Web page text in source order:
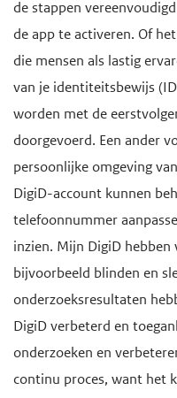
de stappen
de app te activeren. Of
die mensen als lastig
van je identiteitsbewijs
worden met de
doorgevoerd. Een ander
persoonlijke omgeving
DigiD-account kunnen
telefoonnummer
inzien. Mijn DigiD
bijvoorbeeld blinden en
onderzoeksresultaten
DigiD verbeterd en
onderzoeken en
continu proces, want het